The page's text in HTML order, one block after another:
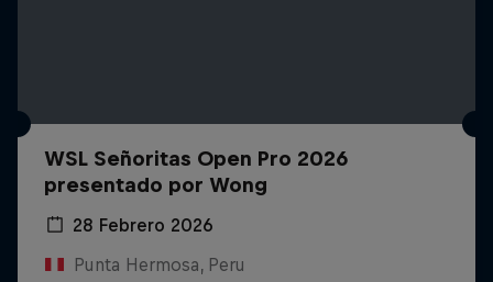
WSL Señoritas Open Pro 2026
presentado por Wong
28 Febrero 2026
Punta Hermosa, Peru